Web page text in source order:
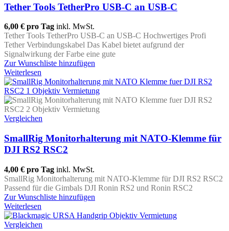
Tether Tools TetherPro USB-C an USB-C
6,00 € pro Tag inkl. MwSt.
Tether Tools TetherPro USB-C an USB-C Hochwertiges Profi
Tether Verbindungskabel Das Kabel bietet aufgrund der
Signalwirkung der Farbe eine gute
Zur Wunschliste hinzufügen
Weiterlesen
Vergleichen
SmallRig Monitorhalterung mit NATO-Klemme für
DJI RS2 RSC2
4,00 € pro Tag inkl. MwSt.
SmallRig Monitorhalterung mit NATO-Klemme für DJI RS2 RSC2
Passend für die Gimbals DJI Ronin RS2 und Ronin RSC2
Zur Wunschliste hinzufügen
Weiterlesen
Vergleichen